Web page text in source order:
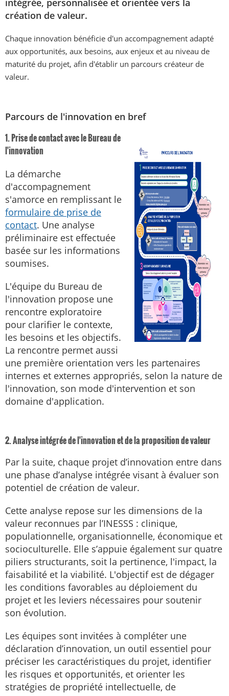
intégrée, personnalisée et orientée vers la
création de valeur.
Chaque innovation bénéficie d'un accompagnement adapté
aux opportunités, aux besoins, aux enjeux et au niveau de
maturité du projet, afin d'établir un parcours créateur de
valeur.
Parcours de l'innovation en bref
1. Prise de contact avec le Bureau de
l'innovation
La démarche
d'accompagnement
s'amorce en remplissant le
formulaire de prise de
contact. Une analyse
préliminaire est effectuée
basée sur les informations
soumises.
L'équipe du Bureau de
l'innovation propose une
rencontre exploratoire
pour clarifier le contexte,
les besoins et les objectifs.
La rencontre permet aussi
une première orientation vers les partenaires
internes et externes appropriés, selon la nature de
l'innovation, son mode d'intervention et son
domaine d'application.
2. Analyse intégrée de l'innovation et de la proposition de valeur
Par la suite, chaque projet d’innovation entre dans
une phase d’analyse intégrée visant à évaluer son
potentiel de création de valeur.
Cette analyse repose sur les dimensions de la
valeur reconnues par l’INESSS : clinique,
populationnelle, organisationnelle, économique et
socioculturelle. Elle s’appuie également sur quatre
piliers structurants, soit la pertinence, l'impact, la
faisabilité et la viabilité. L'objectif est de dégager
les conditions favorables au déploiement du
projet et les leviers nécessaires pour soutenir
son évolution.
Les équipes sont invitées à compléter une
déclaration d’innovation, un outil essentiel pour
préciser les caractéristiques du projet, identifier
les risques et opportunités, et orienter les
stratégies de propriété intellectuelle, de